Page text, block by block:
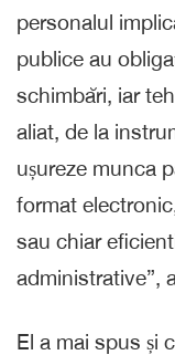
personalul
publice au
schimbări, iar
aliat, de la
ușureze munca
format
sau chiar
administrative”,
El a mai spus și